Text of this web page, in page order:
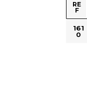
RE
F
161
0